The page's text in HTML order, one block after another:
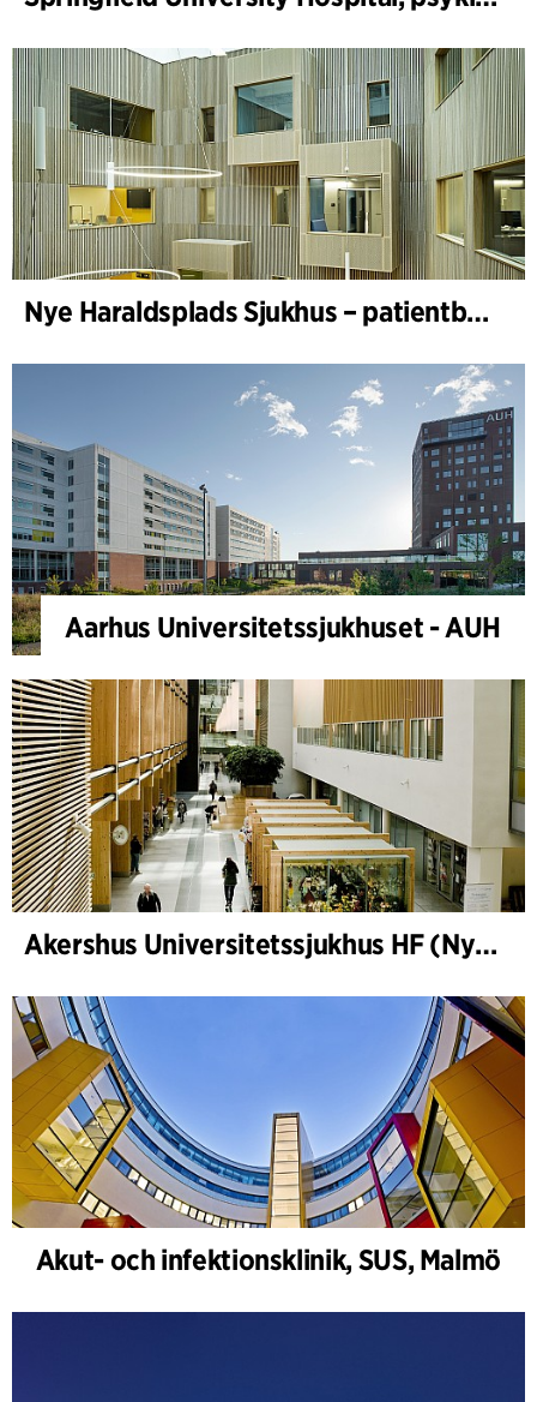
Nye Haraldsplads Sjukhus – patientbyggnad
Aarhus Universitetssjukhuset - AUH
Akershus Universitetssjukhus HF (Nye Ahus)
Akut- och infektionsklinik, SUS, Malmö